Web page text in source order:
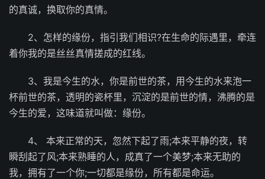
的真诚，换取你的真情。
2、怎样的缘份，指引我们相识?在生命的际遇里，牵连
着你我的是丝丝真情搓成的红线。
3、我是今生的水，你是前世的茶，用今生的水来泡一
杯前世的茶，透明的瓷杯里，沉淀的是前世的情，沸腾的是
今生的爱，这味道就叫做：缘份。
4、 本来正常的天，忽然下起了雨;本来平静的夜，转
瞬刮起了风;本来熟睡的人，成真了一个美梦;本来无助的
我，拥有了一个你;一切都是缘份，所有都是命运。